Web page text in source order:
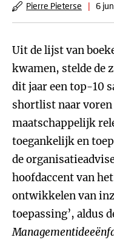
Pierre Pieterse | 6
Uit de lijst van
kwamen, stelde de
dit jaar een top-10
shortlist naar
maatschappelijk
toegankelijk en
de
hoofdaccent van
ontwikkelen van
toepassing’, aldus